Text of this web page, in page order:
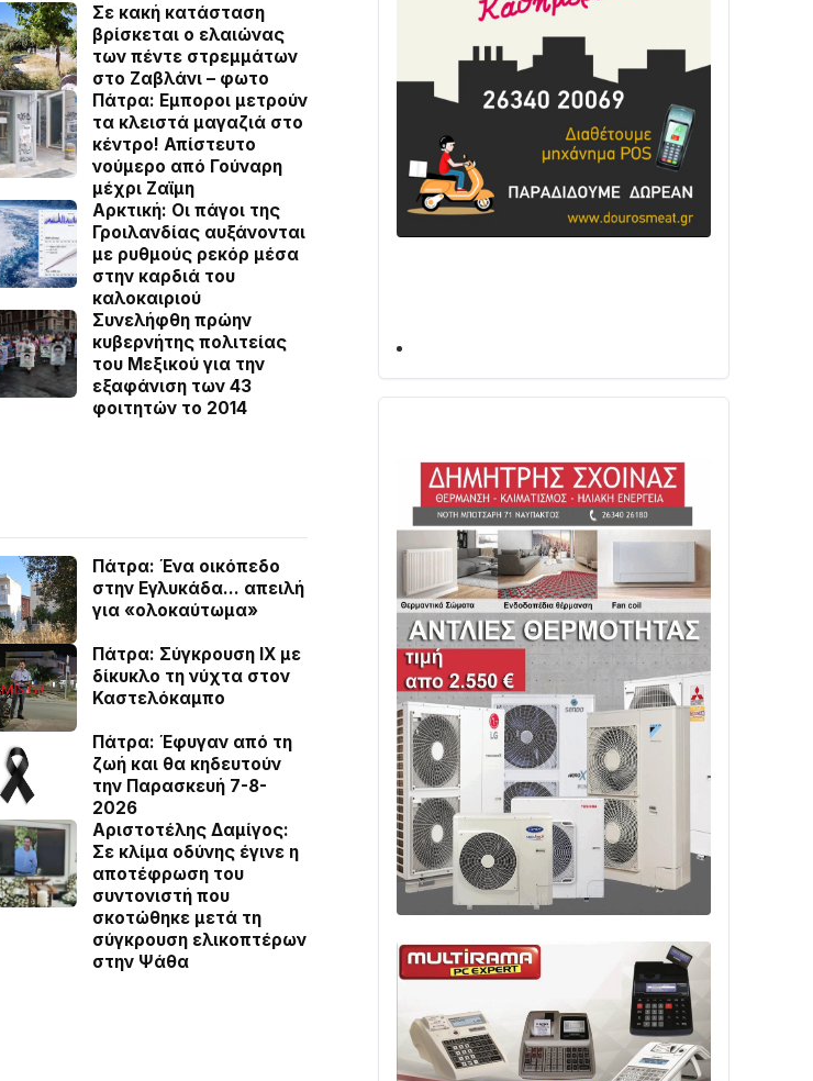
Σε κακή κατάσταση
βρίσκεται ο ελαιώνας
των πέντε στρεμμάτων
στο Ζαβλάνι – φωτο
Πάτρα: Εμποροι μετρούν
τα κλειστά μαγαζιά στο
κέντρο! Απίστευτο
νούμερο από Γούναρη
μέχρι Ζαϊμη
Αρκτική: Οι πάγοι της
Γροιλανδίας αυξάνονται
με ρυθμούς ρεκόρ μέσα
στην καρδιά του
καλοκαιριού
Συνελήφθη πρώην
κυβερνήτης πολιτείας
του Μεξικού για την
εξαφάνιση των 43
φοιτητών το 2014
Πάτρα: Ένα οικόπεδο
στην Εγλυκάδα… απειλή
για «ολοκαύτωμα»
Πάτρα: Σύγκρουση ΙΧ με
δίκυκλο τη νύχτα στον
Καστελόκαμπο
Πάτρα: Έφυγαν από τη
ζωή και θα κηδευτούν
την Παρασκευή 7-8-
2026
Αριστοτέλης Δαμίγος:
Σε κλίμα οδύνης έγινε η
αποτέφρωση του
συντονιστή που
σκοτώθηκε μετά τη
σύγκρουση ελικοπτέρων
στην Ψάθα